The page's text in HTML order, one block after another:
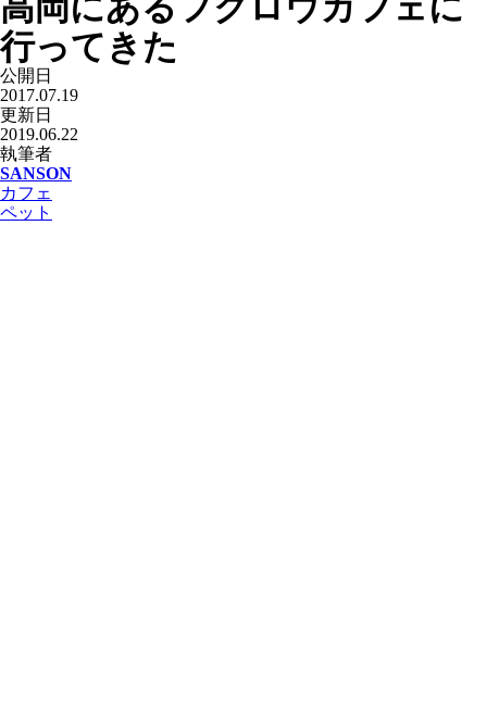
行ってきた
公開日
2017.07.19
更新日
2019.06.22
執筆者
SANSON
カフェ
ペット